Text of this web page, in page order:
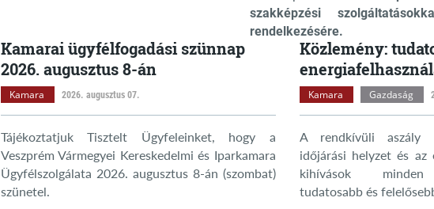
szakképzési
rendelkezésére.
Kamarai ügyfélfogadási szünnap
2026. augusztus 8-án
Kamara 2026. augusztus 07.
Tájékoztatjuk Tisztelt Ügyfeleinket, hogy a
Veszprém Vármegyei Kereskedelmi és Iparkamara
Ügyfélszolgálata 2026. augusztus 8-án (szombat)
szünetel.
Közlemény:
Kamara Gazdaság
A rendkívüli aszály
időjárási helyzet és az
kihívások minden
tudatosabb és